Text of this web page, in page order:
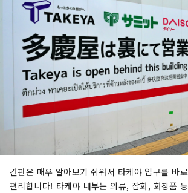
간판은 매우 알아보기 쉬워서 타케야 입구를 바
편리합니다! 타케야 내부는 의류, 잡화, 화장품